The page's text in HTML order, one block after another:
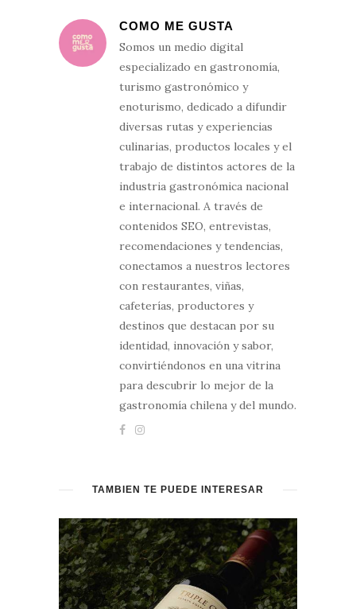
COMO ME GUSTA
Somos un medio digital
especializado en gastronomía,
turismo gastronómico y
enoturismo, dedicado a difundir
diversas rutas y experiencias
culinarias, productos locales y el
trabajo de distintos actores de la
industria gastronómica nacional
e internacional. A través de
contenidos SEO, entrevistas,
recomendaciones y tendencias,
conectamos a nuestros lectores
con restaurantes, viñas,
cafeterías, productores y
destinos que destacan por su
identidad, innovación y sabor,
convirtiéndonos en una vitrina
para descubrir lo mejor de la
gastronomía chilena y del mundo.
TAMBIÉN TE PUEDE INTERESAR